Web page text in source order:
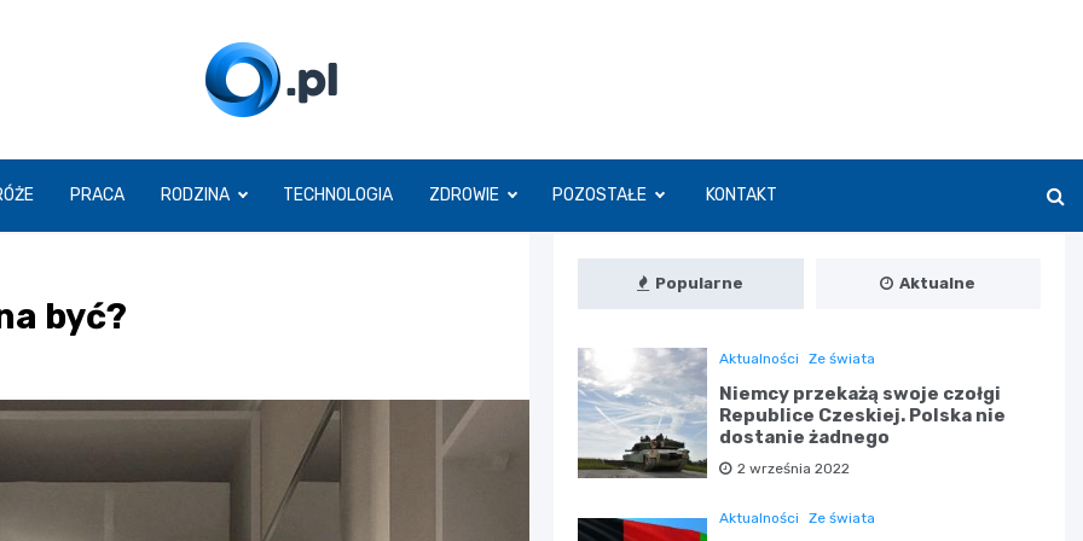
O.pl
PRACA RODZINA TECHNOLOGIA ZDROWIE POZOSTAŁE KONTAKT
być?
Popularne Aktualne
Aktualności Ze świata
Niemcy przekażą swoje czołgi
Republice Czeskiej. Polska nie
dostanie żadnego
2 września 2022
Aktualności Ze świata